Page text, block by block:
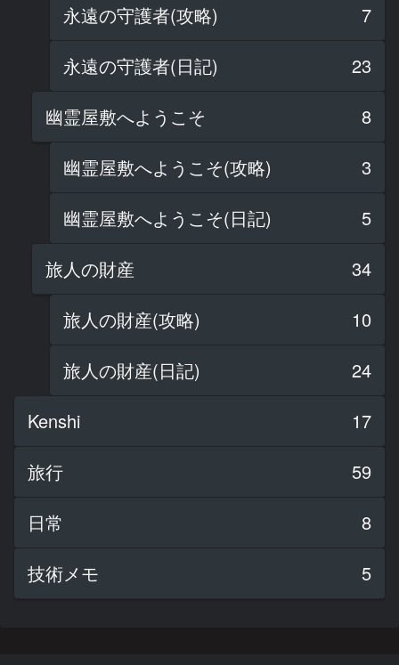
永遠の守護者(攻略)
7
永遠の守護者(日記)
23
幽霊屋敷へようこそ
8
幽霊屋敷へようこそ(攻略)
3
幽霊屋敷へようこそ(日記)
5
旅人の財産
34
旅人の財産(攻略)
10
旅人の財産(日記)
24
Kenshi
17
旅行
59
日常
8
技術メモ
5